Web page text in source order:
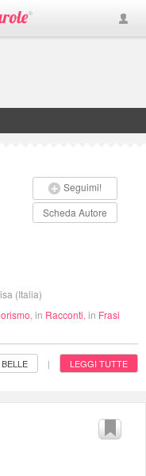
Seguimi!
Scheda Autore
(Italia)
, in Racconti , in Frasi
| LEGGI TUTTE